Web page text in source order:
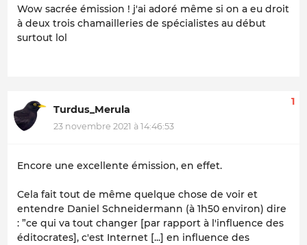
Wow sacrée émission ! j'ai adoré même si on a eu droit
à deux trois chamailleries de spécialistes au début
surtout lol
Turdus_Merula
23 novembre 2021 à 14:46:53
1
Encore une excellente émission, en effet.
Cela fait tout de même quelque chose de voir et
entendre Daniel Schneidermann (à 1h50 environ) dire
: ”ce qui va tout changer [par rapport à l'influence des
éditocrates], c'est Internet [...] en influence des